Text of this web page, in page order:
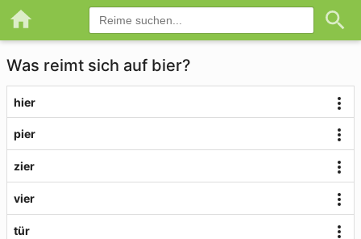
Was reimt sich auf bier?
hier
pier
zier
vier
tür